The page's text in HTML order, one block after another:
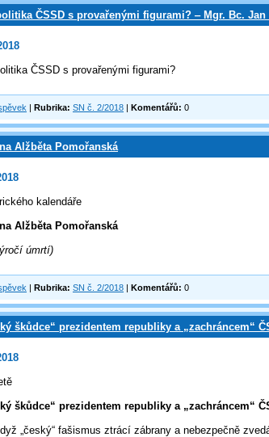
ČSSD s provařenými figurami? ‒ Mgr. Bc. Jan
ČSSD s provařenými figurami?
| Rubrika: SN č. 2/2018 | Komentářů: 0
Alžběta Pomořanská
kalendáře
Alžběta Pomořanská
úmrtí)
| Rubrika: SN č. 2/2018 | Komentářů: 0
škůdce“ prezidentem republiky a „zachráncem“
škůdce“ prezidentem republiky a „zachráncem“
„český“ fašismus ztrácí zábrany a nebezpečně